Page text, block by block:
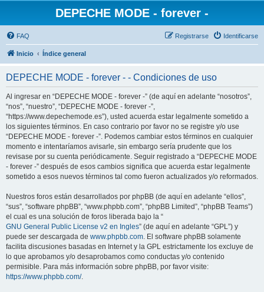
DEPECHE MODE - forever -
FAQ Identificarse
Registrarse
Inicio Índice general
DEPECHE MODE - forever - - Condiciones de uso
Al ingresar en “DEPECHE MODE - forever -” (de aquí en adelante “nosotros”,
“nos”, “nuestro”, “DEPECHE MODE - forever -”,
“https://www.depechemode.es”), usted acuerda estar legalmente sometido a
los siguientes términos. En caso contrario por favor no se registre y/o use
“DEPECHE MODE - forever -”. Podemos cambiar estos términos en cualquier
momento e intentaríamos avisarle, sin embargo sería prudente que los
revisase por su cuenta periódicamente. Seguir registrado a “DEPECHE MODE
- forever -” después de esos cambios significa que acuerda estar legalmente
sometido a esos nuevos términos tal como fueron actualizados y/o reformados.
Nuestros foros están desarrollados por phpBB (de aquí en adelante “ellos”,
“sus”, “software phpBB”, “www.phpbb.com”, “phpBB Limited”, “phpBB Teams”)
el cual es una solución de foros liberada bajo la “
GNU General Public License v2 en Ingles” (de aquí en adelante “GPL”) y
puede ser descargada de www.phpbb.com. El software phpBB solamente
facilita discusiones basadas en Internet y la GPL estrictamente los excluye de
lo que aprobamos y/o desaprobamos como conductas y/o contenido
permisible. Para más información sobre phpBB, por favor visite:
https://www.phpbb.com/.